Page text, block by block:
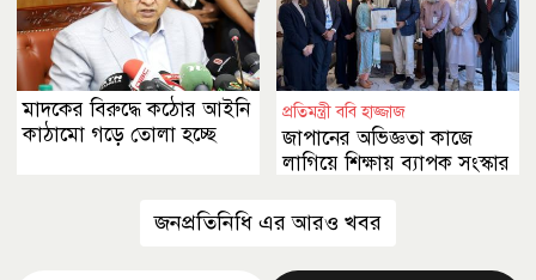
মাদকের বিরুদ্ধে কঠোর আইনি
কাঠামো গড়ে তোলা হচ্ছে
প্রতিমন্ত্রী ববি হাজ্জাজ
জাপানের অভিজ্ঞতা কাজে
লাগিয়ে শিক্ষায় ব্যাপক সংস্কার
জনপ্রতিনিধি এর আরও খবর